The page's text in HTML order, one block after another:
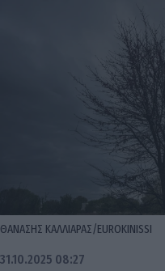
ΘΑΝΑΣΗΣ ΚΑΛΛΙΑΡΑΣ/EUROKINISSI
31.10.2025 08:27